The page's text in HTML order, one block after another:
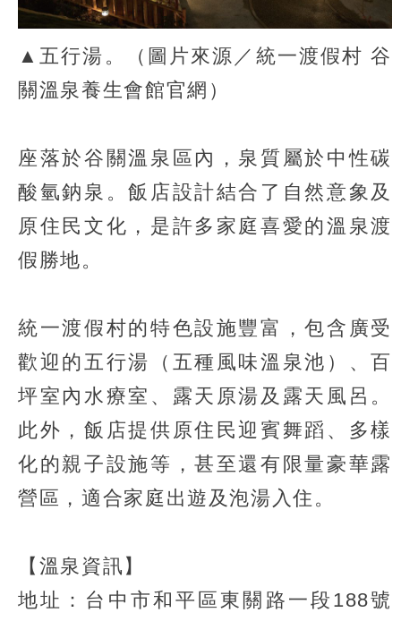
▲五行湯。（圖片來源／統一渡假村 谷
關溫泉養生會館官網）
座落於谷關溫泉區內，泉質屬於中性碳
酸氫鈉泉。飯店設計結合了自然意象及
原住民文化，是許多家庭喜愛的溫泉渡
假勝地。
統一渡假村的特色設施豐富，包含廣受
歡迎的五行湯（五種風味溫泉池）、百
坪室內水療室、露天原湯及露天風呂。
此外，飯店提供原住民迎賓舞蹈、多樣
化的親子設施等，甚至還有限量豪華露
營區，適合家庭出遊及泡湯入住。
【溫泉資訊】
地址：台中市和平區東關路一段188號